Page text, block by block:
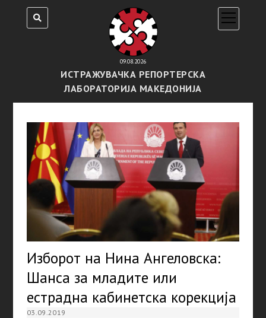
09.08.2026
ИСТРАЖУВАЧКА РЕПОРТЕРСКА
ЛАБОРАТОРИЈА МАКЕДОНИЈА
open
menu
Изборот на Нина Ангеловска:
Шанса за младите или
естрадна кабинетска корекција
03.09.2019